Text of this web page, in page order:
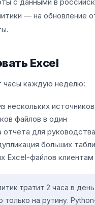
— на обновление
Excel
часы каждую неделю:
нескольких источников
файлов в один
для руководства
больших
Excel-файлов клиентам
тратит 2 часа в
на рутину.